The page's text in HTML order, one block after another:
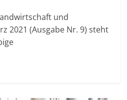
und
2021 (Ausgabe Nr. 9) steht